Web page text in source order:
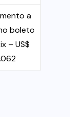
a
boleto
– US$